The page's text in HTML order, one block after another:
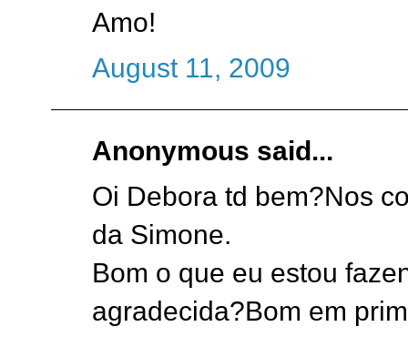
Amo!
August 11, 2009
Anonymous said...
Oi Debora td bem?Nos
da Simone.
Bom o que eu estou
agradecida?Bom em